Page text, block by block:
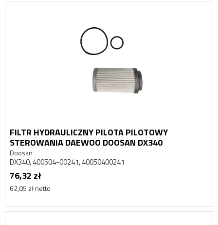
FILTR HYDRAULICZNY PILOTA PILOTOWY
STEROWANIA DAEWOO DOOSAN DX340
Doosan
DX340, 400504-00241, 40050400241
76,32 zł
62,05 zł netto